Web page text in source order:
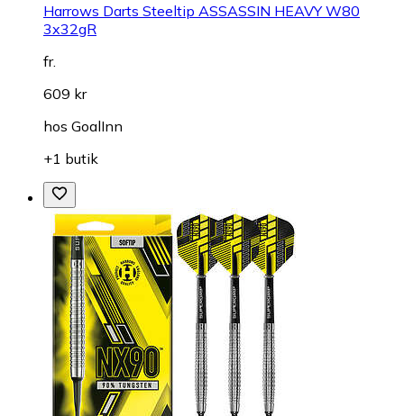
Harrows Darts Steeltip ASSASSIN HEAVY W80
3x32gR
fr.
609 kr
hos GoalInn
+1 butik